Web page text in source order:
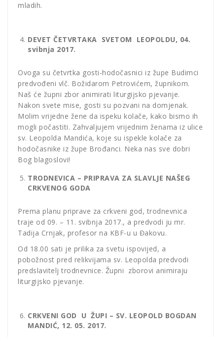
mladih.
DEVET ČETVRTAKA SVETOM LEOPOLDU, 04.
svibnja 2017.
Ovoga su četvrtka gosti-hodočasnici iz župe Budimci
predvođeni vlč. Božidarom Petrovićem, župnikom.
Naš će župni zbor animirati liturgijsko pjevanje.
Nakon svete mise, gosti su pozvani na domjenak.
Molim vrijedne žene da ispeku kolače, kako bismo ih
mogli počastiti. Zahvaljujem vrijednim ženama iz ulice
sv. Leopolda Mandića, koje su ispekle kolače za
hodočasnike iz župe Brođanci. Neka nas sve dobri
Bog blagoslovi!
TRODNEVICA – PRIPRAVA ZA SLAVLJE NAŠEG
CRKVENOG GODA
Prema planu priprave za crkveni god, trodnevnica
traje od 09. – 11. svibnja 2017., a predvodi ju mr.
Tadija Crnjak, profesor na KBF-u u Đakovu.
Od 18.00 sati je prilika za svetu ispovijed, a
pobožnost pred relikvijama sv. Leopolda predvodi
predslavitelj trodnevnice. Župni zborovi animiraju
liturgijsko pjevanje.
CRKVENI GOD U ŽUPI – SV. LEOPOLD BOGDAN
MANDIĆ, 12. 05. 2017.